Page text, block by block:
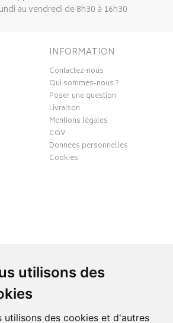
utilisons des
utilisons des cookies et d'autres
au vendredi de 8h30 à 16h30
INFORMATION
Contactez-nous
Qui sommes-nous ?
Poser une question
Livraison
Mentions légales
CGV
Données personnelles
Cookies